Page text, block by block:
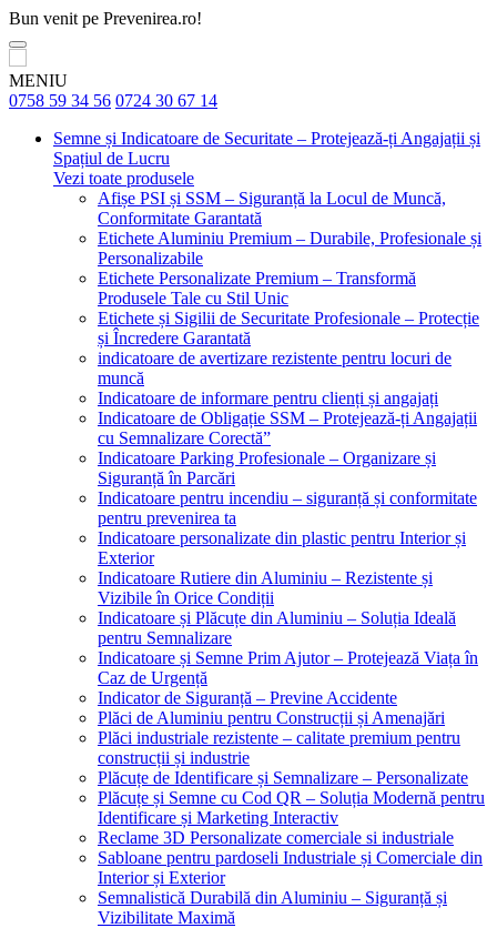
Bun venit pe Prevenirea.ro!
MENIU
0758 59 34 56 0724 30 67 14
Semne și Indicatoare de Securitate – Protejează-ți Angajații și
Spațiul de Lucru
Vezi toate produsele
Afișe PSI și SSM – Siguranță la Locul de Muncă,
Conformitate Garantată
Etichete Aluminiu Premium – Durabile, Profesionale și
Personalizabile
Etichete Personalizate Premium – Transformă
Produsele Tale cu Stil Unic
Etichete și Sigilii de Securitate Profesionale – Protecție
și Încredere Garantată
indicatoare de avertizare rezistente pentru locuri de
muncă
Indicatoare de informare pentru clienți și angajați
Indicatoare de Obligație SSM – Protejează-ți Angajații
cu Semnalizare Corectă”
Indicatoare Parking Profesionale – Organizare și
Siguranță în Parcări
Indicatoare pentru incendiu – siguranță și conformitate
pentru prevenirea ta
Indicatoare personalizate din plastic pentru Interior și
Exterior
Indicatoare Rutiere din Aluminiu – Rezistente și
Vizibile în Orice Condiții
Indicatoare și Plăcuțe din Aluminiu – Soluția Ideală
pentru Semnalizare
Indicatoare și Semne Prim Ajutor – Protejează Viața în
Caz de Urgență
Indicator de Siguranță – Previne Accidente
Plăci de Aluminiu pentru Construcții și Amenajări
Plăci industriale rezistente – calitate premium pentru
construcții și industrie
Plăcuțe de Identificare și Semnalizare – Personalizate
Plăcuțe și Semne cu Cod QR – Soluția Modernă pentru
Identificare și Marketing Interactiv
Reclame 3D Personalizate comerciale si industriale
Sabloane pentru pardoseli Industriale și Comerciale din
Interior și Exterior
Semnalistică Durabilă din Aluminiu – Siguranță și
Vizibilitate Maximă